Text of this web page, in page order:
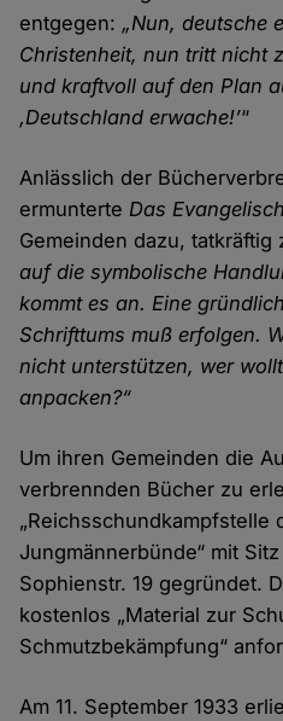
entgegen: „Nun, deutsche
Christenheit, nun tritt nicht
und kraftvoll auf den Plan
‚Deutschland erwache!’“
Anlässlich der
ermunterteDas
Gemeinden dazu, tatkräftig
auf die symbolische
kommt es an. Eine
Schrifttums muß erfolgen.
nicht unterstützen, wer
anpacken?“
Um ihren Gemeinden die
verbrennden Bücher zu
„Reichsschundkampfstelle
Jungmännerbünde“ mit
Sophienstr. 19 gegründet.
kostenlos „Material zur
Schmutzbekämpfung“
Am 11. September 1933